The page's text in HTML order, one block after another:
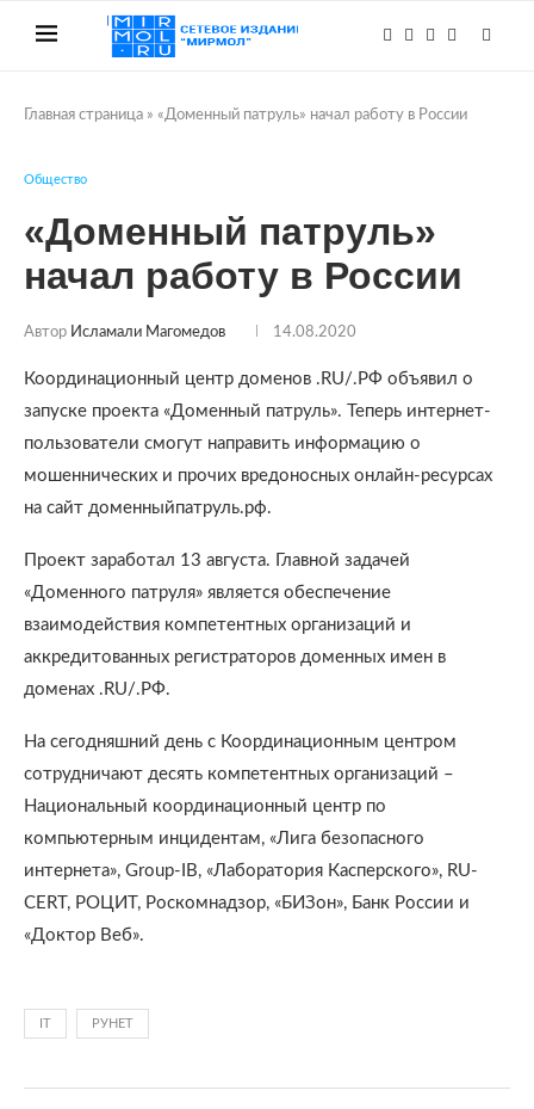
Главная страница » «Доменный патруль» начал работу в России
Общество
«Доменный патруль»
начал работу в России
Автор Исламали Магомедов 14.08.2020
Координационный центр доменов .RU/.РФ объявил о
запуске проекта «Доменный патруль». Теперь интернет-
пользователи смогут направить информацию о
мошеннических и прочих вредоносных онлайн-ресурсах
на сайт доменныйпатруль.рф.
Проект заработал 13 августа. Главной задачей
«Доменного патруля» является обеспечение
взаимодействия компетентных организаций и
аккредитованных регистраторов доменных имен в
доменах .RU/.РФ.
На сегодняшний день с Координационным центром
сотрудничают десять компетентных организаций –
Национальный координационный центр по
компьютерным инцидентам, «Лига безопасного
интернета», Group-IB, «Лаборатория Касперского», RU-
CERT, РОЦИТ, Роскомнадзор, «БИЗон», Банк России и
«Доктор Веб».
IT РУНЕТ